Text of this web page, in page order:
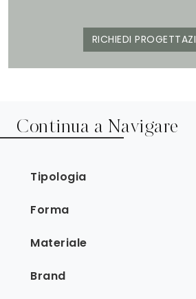
RICHIEDI
Continua a Navigare
Tipologia
Forma
Materiale
Brand